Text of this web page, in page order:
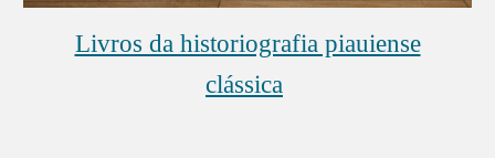
Livros da historiografia piauiense
clássica